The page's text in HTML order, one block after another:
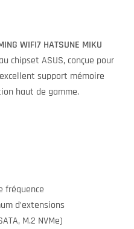
WIFI7 HATSUNE MIKU
chipset ASUS, conçue pour
support mémoire
haut de gamme.
fréquence
d’extensions
M.2 NVMe)